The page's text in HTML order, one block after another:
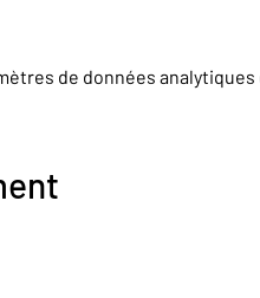
de données